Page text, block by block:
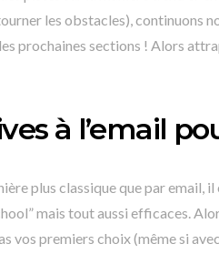
les obstacles), continuons
prochaines sections ! Alors
à l’email
plus classique que par email, il
mais tout aussi efficaces.
vos premiers choix (même si